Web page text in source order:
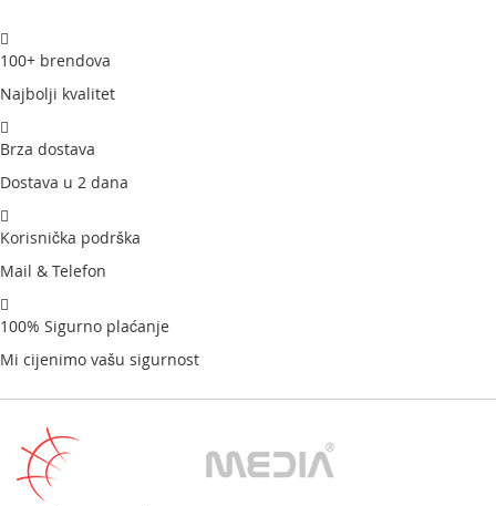
100+ brendova
Najbolji kvalitet
Brza dostava
Dostava u 2 dana
Korisnička podrška
Mail & Telefon
100% Sigurno plaćanje
Mi cijenimo vašu sigurnost